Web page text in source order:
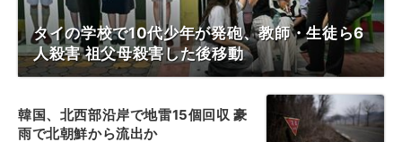
タイの学校で10代少年が発砲、教師・生徒ら6
人殺害 祖父母殺害した後移動
韓国、北西部沿岸で地雷15個回収 豪
雨で北朝鮮から流出か